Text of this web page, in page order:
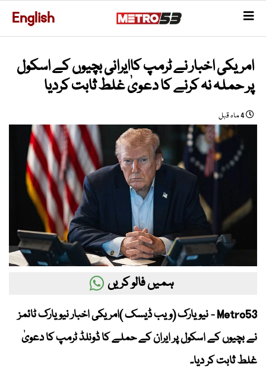
English
امریکی اخبار نے ٹرمپ کاایرانی بچیوں کے اسکول
پر حملہ نہ کرنے کا دعویٰ غلط ثابت کردیا
4 ماہ قبل
ہمیں فالو کریں
Metro53 - نیویارک (ویب ڈیسک )امریکی اخبار نیویارک ٹائمز
نے بچیوں کے اسکول پر ایران کے حملے کا ڈونلڈ ٹرمپ کا دعویٰ
غلط ثابت کر دیا۔